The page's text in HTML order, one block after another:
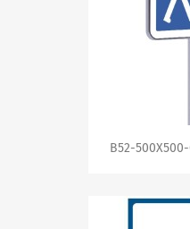
B52-500X500-